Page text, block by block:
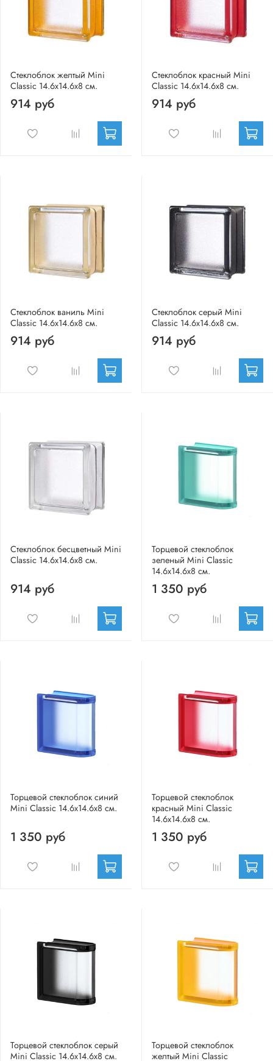
Стеклоблок желтый Mini
Classic 14.6x14.6x8 см.
914 руб
Стеклоблок красный Mini
Classic 14.6x14.6x8 см.
914 руб
Стеклоблок ваниль Mini
Classic 14.6x14.6x8 см.
914 руб
Стеклоблок серый Mini
Classic 14.6x14.6x8 см.
914 руб
Стеклоблок бесцветный Mini
Classic 14.6x14.6x8 см.
914 руб
Торцевой стеклоблок
зеленый Mini Classic
14.6x14.6x8 см.
1 350 руб
Торцевой стеклоблок синий
Mini Classic 14.6x14.6x8 см.
1 350 руб
Торцевой стеклоблок
красный Mini Classic
14.6x14.6x8 см.
1 350 руб
Торцевой стеклоблок серый
Mini Classic 14.6x14.6x8 см.
Торцевой стеклоблок
желтый Mini Classic